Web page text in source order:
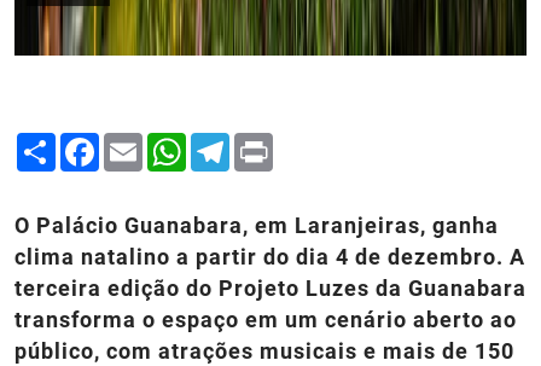
Share Facebook
Email WhatsApp
Telegram
O Palácio Guanabara, em Laranjeiras, ganha
clima natalino a partir do dia 4 de dezembro. A
terceira edição do Projeto Luzes da Guanabara
transforma o espaço em um cenário aberto ao
público, com atrações musicais e mais de 150